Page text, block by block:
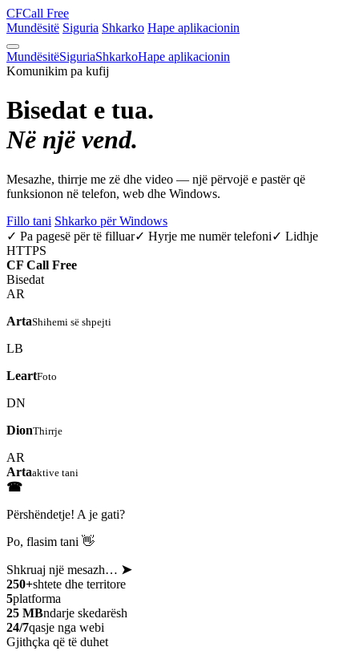
CFCall Free
Mundësitë Siguria Shkarko Hape aplikacionin
MundësitëSiguriaShkarkoHape aplikacionin
Komunikim pa kufij
Bisedat e tua.
Në një vend.
Mesazhe, thirrje me zë dhe video — një përvojë e pastër që
funksionon në telefon, web dhe Windows.
Fillo tani Shkarko për Windows
✓ Pa pagesë për të filluar✓ Hyrje me numër telefoni✓ Lidhje
HTTPS
CF Call Free
Bisedat
AR
ArtaShihemi së shpejti
LB
LeartFoto
DN
DionThirrje
AR
Artaaktive tani
☎
Përshëndetje! A je gati?
Po, flasim tani 👋
Shkruaj një mesazh… ➤
250+shtete dhe territore
5platforma
25 MBndarje skedarësh
24/7qasje nga webi
Gjithçka që të duhet